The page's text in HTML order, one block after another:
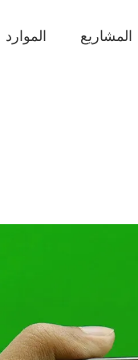
الموارد المشاريع